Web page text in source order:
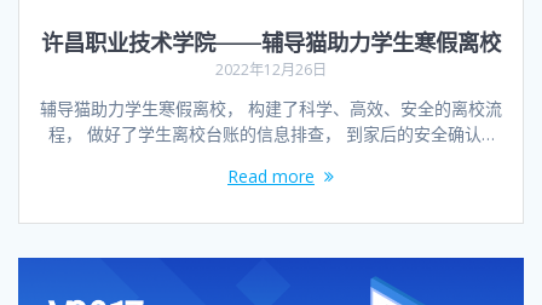
许昌职业技术学院——辅导猫助力学生寒假离校
2022年12月26日
辅导猫助力学生寒假离校， 构建了科学、高效、安全的离校流
程， 做好了学生离校台账的信息排查， 到家后的安全确认…
Read more